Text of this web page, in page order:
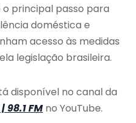
principal passo para
doméstica e
acesso às medidas
legislação brasileira.
disponível no canal da
98.1 FM no YouTube.